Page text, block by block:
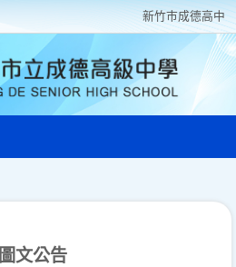
新竹巿成德高中
圖文公告